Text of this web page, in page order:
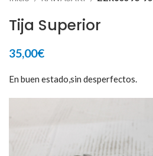
Tija Superior
35,00€
En buen estado,sin desperfectos.